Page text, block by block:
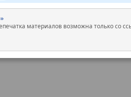
материалов возможна только со